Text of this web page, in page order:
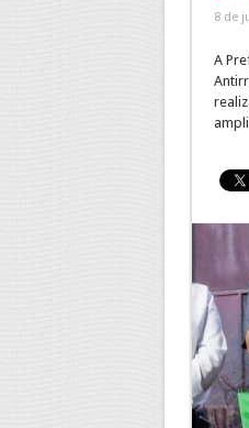
8 de
A